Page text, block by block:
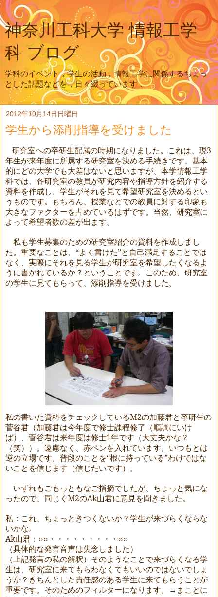
神奈川工科大学 情報工学
科 ブログ
学科のイベント，学生の活動，情報工学に関係するちょっ
とした話題などを，日々綴っています．
2012年10月14日日曜日
学生から添削指導を受けました
研究室への卒研生配属の時期になりました。これは、現3
年生が来年度に所属する研究室を決める手続きです。基本
的にどの大学でも大差はないと思いますが、本学情報工学
科では、各研究室の教員が研究内容や指導方針を紹介する
資料を作成し、学生がそれを見て希望研究室を決めるとい
うものです。もちろん、授業などでの教員に対する印象も
大きなファクターを占めているはずです。当然、研究室に
よって希望者数の差が出ます。
私も学生募集のための研究室紹介の資料を作成しまし
た。重要なことは、“よく書けた”と自己満足することでは
なく、実際にそれを見る学生が研究室を希望したくなるよ
うに書かれているか？ということです。このため、研究室
の学生に見てもらって、添削指導を受けました。
私の書いた資料をチェックしているM2の加藤君と卒研生の
菅谷君（加藤君は今年度で修士課程修了（順調にいけ
ば）、菅谷君は来年度は修士1年です（大丈夫かな？
（笑））。遠慮なく、赤ペンを入れています。いつもとは
逆の立場です。普段のことを“根に持っている”わけではな
いことを信じます（信じたいです）。
いずれもごもっともなご指摘でしたが、ちょっと気にな
ったので、同じく M2のAk山君に意見を聞きました。
私：これ、ちょっときつくないか？学生が来づらくならな
いかな。
Ak山君：○○・・・・・・・・・○○
（具体的な発言音声は失念しました）
（上記発言の私の解釈）そのようなことで来づらくなる学
生は、研究室に来てもらわなくてもいいのではないでしょ
うか？きちんとした責任感のある学生に来てもらうことが
重要です。そのためのフィルターになります。→まことに